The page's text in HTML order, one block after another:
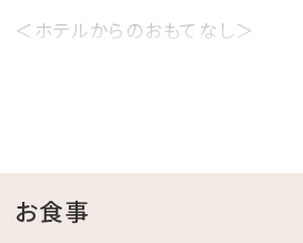
＜ホテルからのおもてなし＞
（ホテル玄関と駐車場間のお車
・バスローブ・ビーチパーカー・
トウェアをご用意
お食事